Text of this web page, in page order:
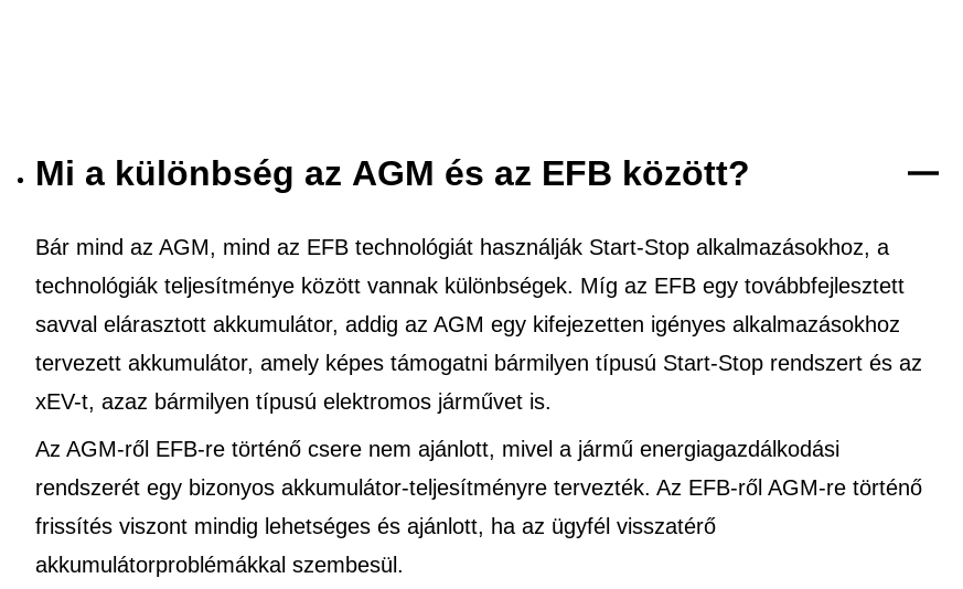
Mi a különbség az AGM és az EFB között?
Bár mind az AGM, mind az EFB technológiát használják Start-Stop alkalmazásokhoz, a
technológiák teljesítménye között vannak különbségek. Míg az EFB egy továbbfejlesztett
savval elárasztott akkumulátor, addig az AGM egy kifejezetten igényes alkalmazásokhoz
tervezett akkumulátor, amely képes támogatni bármilyen típusú Start-Stop rendszert és az
xEV-t, azaz bármilyen típusú elektromos járművet is.
Az AGM-ről EFB-re történő csere nem ajánlott, mivel a jármű energiagazdálkodási
rendszerét egy bizonyos akkumulátor-teljesítményre tervezték. Az EFB-ről AGM-re történő
frissítés viszont mindig lehetséges és ajánlott, ha az ügyfél visszatérő
akkumulátorproblémákkal szembesül.